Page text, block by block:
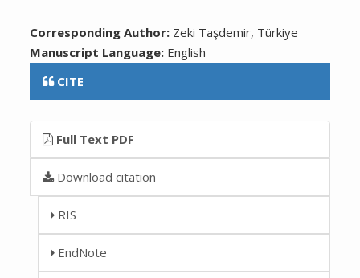
Corresponding Author: Zeki Taşdemir, Türkiye
Manuscript Language: English
CITE
Full Text PDF
Download citation
RIS
EndNote